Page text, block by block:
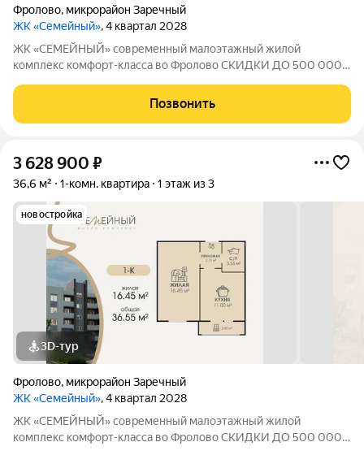
Фролово, микрорайон Заречный
ЖК «Семейный», 4 квартал 2028
ЖК «СЕМЕЙНЫЙ» современный малоэтажный жилой
комплекс комфорт-класса во Фролово СКИДКИ ДО 500 000
площадью 42,1 м с продуманной современной планировкой:
Позвонить
3 628 900 ₽
36,6 м² 1-комн. квартира 1 этаж из 3
новостройка
3D-тур
Фролово, микрорайон Заречный
ЖК «Семейный», 4 квартал 2028
ЖК «СЕМЕЙНЫЙ» современный малоэтажный жилой
комплекс комфорт-класса во Фролово СКИДКИ ДО 500 000